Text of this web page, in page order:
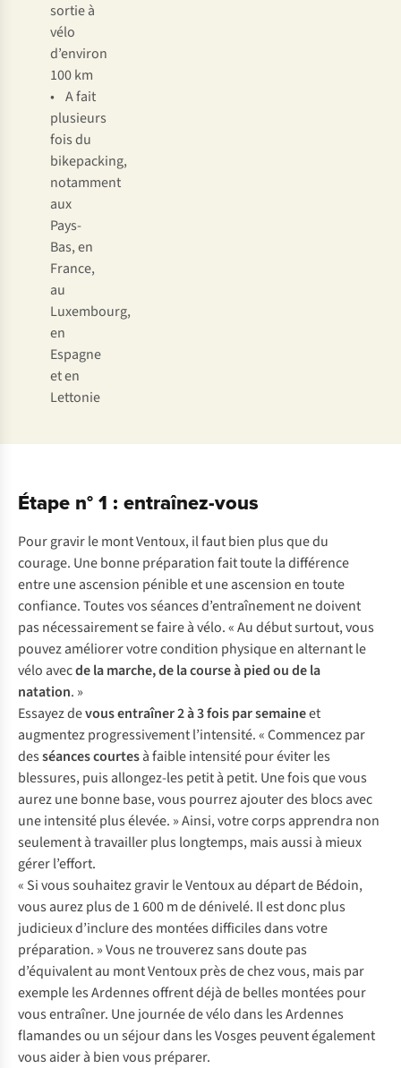
sortie à
vélo
d’environ
100 km
• A fait
plusieurs
fois du
bikepacking,
notamment
aux
Pays-
Bas, en
France,
au
Luxembourg,
en
Espagne
et en
Lettonie
Étape n° 1 : entraînez-vous
Pour gravir le mont Ventoux, il faut bien plus que du
courage. Une bonne préparation fait toute la différence
entre une ascension pénible et une ascension en toute
confiance. Toutes vos séances d’entraînement ne doivent
pas nécessairement se faire à vélo. « Au début surtout, vous
pouvez améliorer votre condition physique en alternant le
vélo avecde la marche, de la course à pied ou de la
natation. »
Essayez devous entraîner 2 à 3 fois par semaineet
augmentez progressivement l’intensité. « Commencez par
desséances courtesà faible intensité pour éviter les
blessures, puis allongez-les petit à petit. Une fois que vous
aurez une bonne base, vous pourrez ajouter des blocs avec
une intensité plus élevée. » Ainsi, votre corps apprendra non
seulement à travailler plus longtemps, mais aussi à mieux
gérer l’effort.
« Si vous souhaitez gravir le Ventoux au départ de Bédoin,
vous aurez plus de 1 600 m de dénivelé. Il est donc plus
judicieux d’inclure des montées difficiles dans votre
préparation. » Vous ne trouverez sans doute pas
d’équivalent au mont Ventoux près de chez vous, mais par
exemple les Ardennes offrent déjà de belles montées pour
vous entraîner. Une journée de vélo dans les Ardennes
flamandes ou un séjour dans les Vosges peuvent également
vous aider à bien vous préparer.